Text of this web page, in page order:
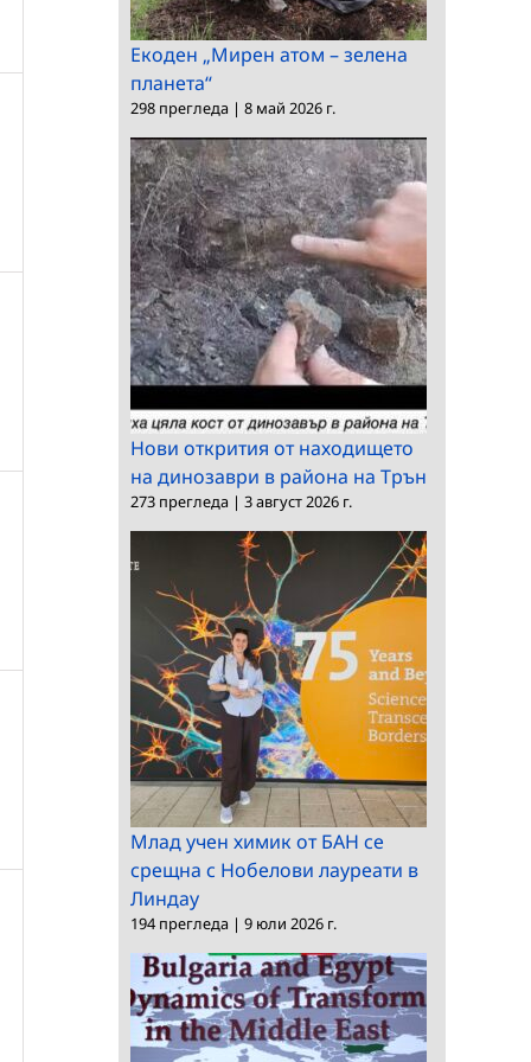
Екоден „Мирен атом – зелена
планета“
298 прегледа | 8 май 2026 г.
Нови открития от находището
на динозаври в района на Трън
273 прегледа | 3 август 2026 г.
Млад учен химик от БАН се
срещна с Нобелови лауреати в
Линдау
194 прегледа | 9 юли 2026 г.